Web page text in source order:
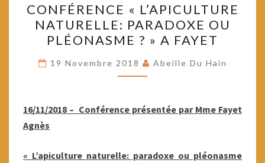
«
L’APICULTURE
NATURELLE:
PARADOXE
OU
?
FAYET
CONFÉRENCE « L’APICULTURE
NATURELLE: PARADOXE OU
PLÉONASME ? » A FAYET
19 Novembre 2018 Abeille Du Hain
16/11/2018 – Conférence présentée par Mme Fayet
Agnès
« L’apiculture naturelle: paradoxe ou pléonasme